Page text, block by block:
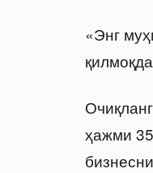
«Энг
ҳажми